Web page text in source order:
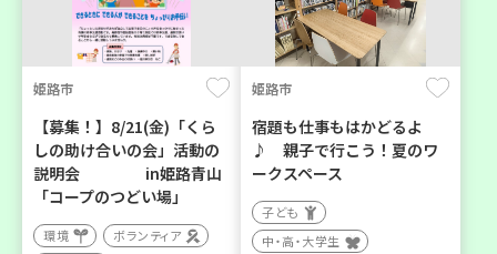
姫路市
【募集！】8/21(金)「くら
しの助け合いの会」活動の
説明会 in姫路青山
「コープのつどい場」
環境
ボランティア
姫路市
宿題も仕事もはかどるよ
♪ 親子で行こう！夏のワ
ークスペース
子ども
中・高・大学生